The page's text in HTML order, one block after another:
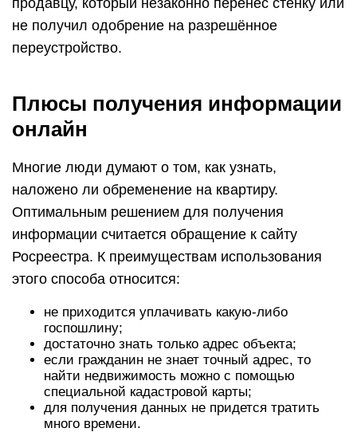
продавцу, который незаконно перенес стенку или
не получил одобрение на разрешённое
переустройство.
Плюсы получения информации
онлайн
Многие люди думают о том, как узнать,
наложено ли обременение на квартиру.
Оптимальным решением для получения
информации считается обращение к сайту
Росреестра. К преимуществам использования
этого способа относится:
не приходится уплачивать какую-либо
госпошлину;
достаточно знать только адрес объекта;
если гражданин не знает точный адрес, то
найти недвижимость можно с помощью
специальной кадастровой карты;
для получения данных не придется тратить
много времени.